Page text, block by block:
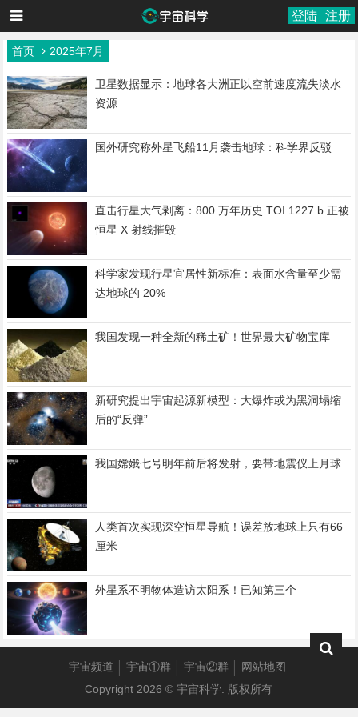
登陆 注册
首页 2025年7月
卫星数据显示：地球各大洲正以空前速度流失淡水
资源
国外研究称外星飞船11月袭击地球：科学界反驳
直击行星大气剥离：800 万年历史 TOI 1227 b 正被
恒星 X 射线摧毁
科学家发现行星宜居性新标准：表面水含量至少需
达地球的 20%
我国发现一种全新的稀土矿！世界最大矿物宝库
新研究提出宇宙起源新模型：大爆炸或为黑洞塌缩
后的“反弹”
我国嫦娥七号明年前后将发射，要带地震仪上月球
人类首次实现深空恒星导航！误差放地球上只有66
厘米
外星系不明物体造访太阳系！已知第三个
宇宙频道 宇宙①群 宇宙②群
网站地图
Copyright 2026 ©宇宙科学 . 版权所有